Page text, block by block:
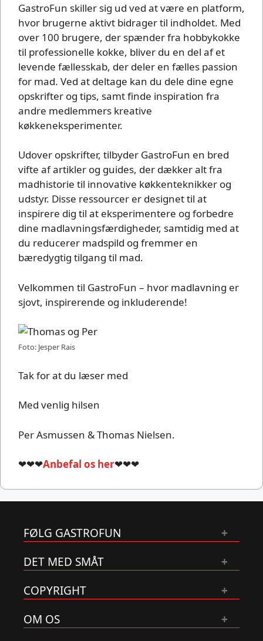
GastroFun skiller sig ud ved at være en platform,
hvor brugerne aktivt bidrager til indholdet. Med
over 100 brugere, der spænder fra hobbykokke
til professionelle kokke, bliver du en del af et
levende fællesskab, der deler en fælles passion
for mad. Ved at deltage kan du dele dine egne
opskrifter og tips, samt finde inspiration fra
andre medlemmers kreative
køkkeneksperimenter.
Udover opskrifter, tilbyder GastroFun en bred
vifte af artikler og guides, der dækker alt fra
madhistorie til innovative køkkenteknikker og
udstyr. Disse ressourcer er designet til at
inspirere dig til at eksperimentere og forbedre
dine madlavningsfærdigheder, samtidig med at
du reducerer madspild og fremmer en
bæredygtig tilgang til mad.
Velkommen til GastroFun – hvor madlavning er
sjovt, inspirerende og inkluderende!
Foto: Jesper Rais
Tak for at du læser med
Med venlig hilsen
Per Asmussen & Thomas Nielsen.
❤❤❤Anbefal os her❤❤❤
FØLG GASTROFUN
DET MED SMÅT
COPYRIGHT
OM OS